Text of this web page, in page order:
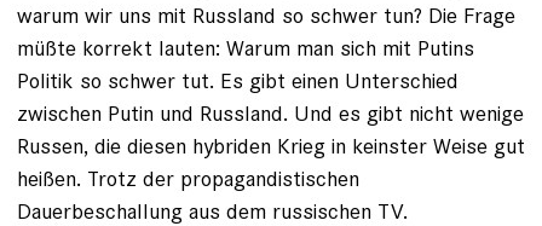
warum wir uns mit Russland so schwer tun? Die Frage
müßte korrekt lauten: Warum man sich mit Putins
Politik so schwer tut. Es gibt einen Unterschied
zwischen Putin und Russland. Und es gibt nicht wenige
Russen, die diesen hybriden Krieg in keinster Weise gut
heißen. Trotz der propagandistischen
Dauerbeschallung aus dem russischen TV.